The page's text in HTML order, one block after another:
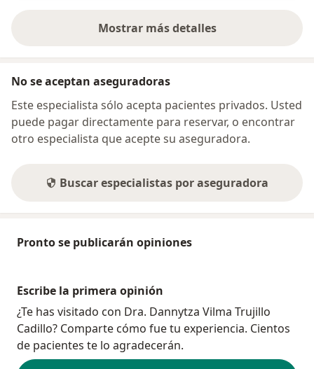
Mostrar más detalles
sobre la dirección
No se aceptan aseguradoras
Este especialista sólo acepta pacientes privados. Usted
puede pagar directamente para reservar, o encontrar
otro especialista que acepte su aseguradora.
Buscar especialistas por aseguradora
Pronto se publicarán opiniones
Escribe la primera opinión
¿Te has visitado con Dra. Dannytza Vilma Trujillo
Cadillo? Comparte cómo fue tu experiencia. Cientos
de pacientes te lo agradecerán.